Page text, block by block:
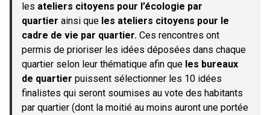
les ateliers citoyens pour l’écologie par
quartier ainsi que les ateliers citoyens pour le
cadre de vie par quartier. Ces rencontres ont
permis de prioriser les idées déposées dans chaque
quartier selon leur thématique afin que les bureaux
de quartier puissent sélectionner les 10 idées
finalistes qui seront soumises au vote des habitants
par quartier (dont la moitié au moins auront une portée